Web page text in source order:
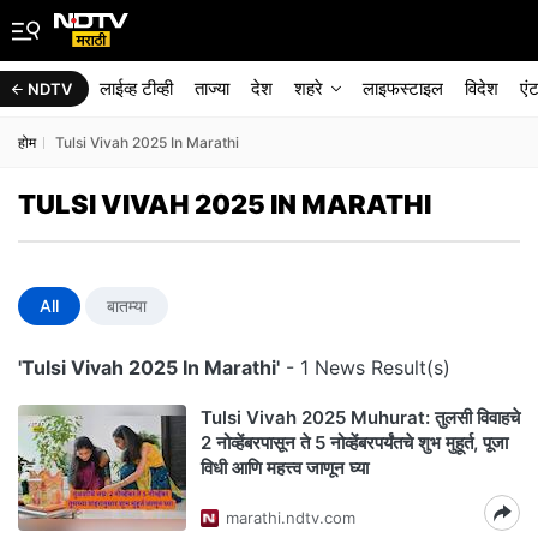
NDTV लाईव्ह टीव्ही ताज्या देश शहरे लाइफस्टाइल विदेश
होम Tulsi Vivah 2025 In Marathi
TULSI VIVAH 2025 IN MARATHI
All बातम्या
'Tulsi Vivah 2025 In Marathi' - 1 News Result(s)
Tulsi Vivah 2025 Muhurat: तुलसी विवाहचे
2 नोव्हेंबरपासून ते 5 नोव्हेंबरपर्यंतचे शुभ मुहूर्त, पूजा
विधी आणि महत्त्व जाणून घ्या
marathi.ndtv.com